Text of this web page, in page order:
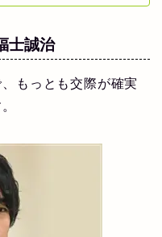
士誠治
もっとも交際が確実